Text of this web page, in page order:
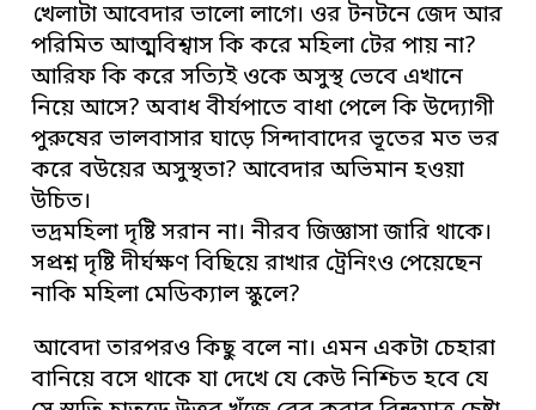
খেলাটা আবেদার ভালো লাগে। ওর টনটনে জেদ আর
পরিমিত আত্মবিশ্বাস কি করে মহিলা টের পায় না?
আরিফ কি করে সত্যিই ওকে অসুস্থ ভেবে এখানে
নিয়ে আসে? অবাধ বীর্যপাতে বাধা পেলে কি উদ্যোগী
পুরুষের ভালবাসার ঘাড়ে সিন্দাবাদের ভূতের মত ভর
করে বউয়ের অসুস্থতা? আবেদার অভিমান হওয়া
উচিত।
ভদ্রমহিলা দৃষ্টি সরান না। নীরব জিজ্ঞাসা জারি থাকে।
সপ্রশ্ন দৃষ্টি দীর্ঘক্ষণ বিছিয়ে রাখার ট্রেনিংও পেয়েছেন
নাকি মহিলা মেডিক্যাল স্কুলে?
আবেদা তারপরও কিছু বলে না। এমন একটা চেহারা
বানিয়ে বসে থাকে যা দেখে যে কেউ নিশ্চিত হবে যে